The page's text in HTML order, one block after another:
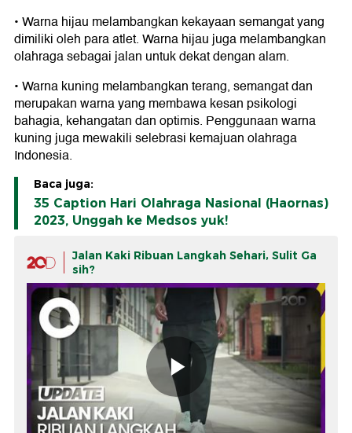
• Warna hijau melambangkan kekayaan semangat yang
dimiliki oleh para atlet. Warna hijau juga melambangkan
olahraga sebagai jalan untuk dekat dengan alam.
• Warna kuning melambangkan terang, semangat dan
merupakan warna yang membawa kesan psikologi
bahagia, kehangatan dan optimis. Penggunaan warna
kuning juga mewakili selebrasi kemajuan olahraga
Indonesia.
Baca juga:
35 Caption Hari Olahraga Nasional (Haornas)
2023, Unggah ke Medsos yuk!
Jalan Kaki Ribuan Langkah Sehari, Sulit Ga
sih?